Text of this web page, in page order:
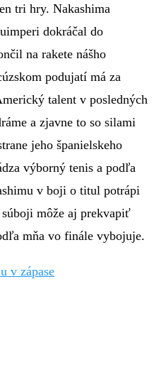
tri hry. Nakashima
dokráčal do
na rakete nášho
podujatí má za
talent v posledných
a zjavne to so silami
jeho španielskeho
výborný tenis a podľa
v boji o titul potrápi
môže aj prekvapiť
mňa vo finále vybojuje.
v zápase